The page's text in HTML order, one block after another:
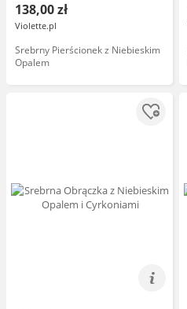
138,00 zł
Violette.pl
Srebrny Pierścionek z Niebieskim
Opalem